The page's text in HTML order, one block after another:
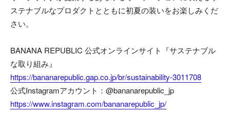
ステナブルなプロダクトとともに初夏の装いをお楽しみくだ
さい。
BANANA REPUBLIC 公式オンラインサイト『サステナブル
な取り組み』
https://bananarepublic.gap.co.jp/br/sustainability-3011708
公式Instagramアカウント：@bananarepublic_jp
https://www.instagram.com/bananarepublic_jp/